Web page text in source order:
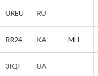
UREU RU
RR24 KA MH
3IQI UA